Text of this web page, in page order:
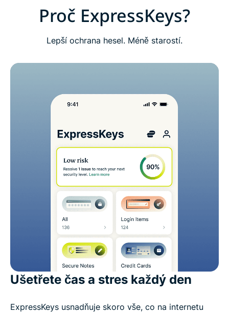
Časté dotazy: o ExpressKeys
Získejte jako nový uživatel zkušební verzi
Proč ExpressKeys?
Lepší ochrana hesel. Méně starostí.
Ušetřete čas a stres každý den
ExpressKeys usnadňuje skoro vše, co na internetu